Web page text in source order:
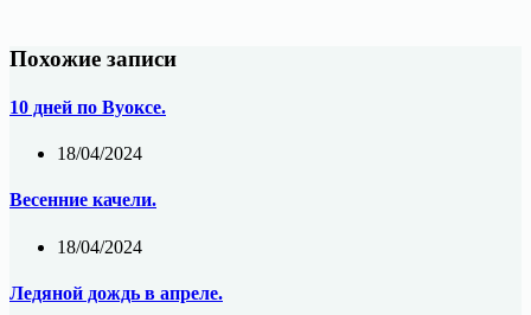
Похожие записи
10 дней по Вуоксе.
18/04/2024
Весенние качели.
18/04/2024
Ледяной дождь в апреле.